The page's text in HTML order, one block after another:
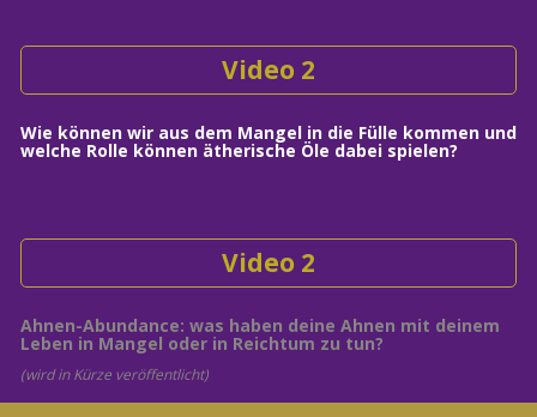
Video 2
Wie können wir aus dem Mangel in die Fülle kommen und
welche Rolle können ätherische Öle dabei spielen?
Video 2
Ahnen-Abundance: was haben deine Ahnen mit deinem
Leben in Mangel oder in Reichtum zu tun?
(wird in Kürze veröffentlicht)